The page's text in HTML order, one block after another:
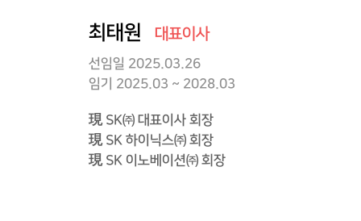
최태원 대표이사
선임일 2025.03.26
임기 2025.03 ~ 2028.03
現 SK㈜ 대표이사 회장
現 SK 하이닉스㈜ 회장
現 SK 이노베이션㈜ 회장